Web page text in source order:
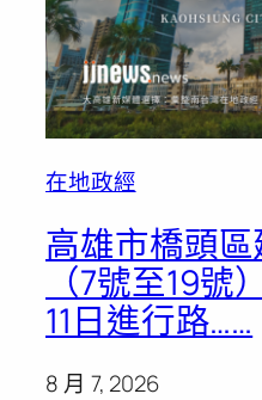
在地政經
高雄市橋頭
（7號至19號
11日進行路……
8 月 7, 2026